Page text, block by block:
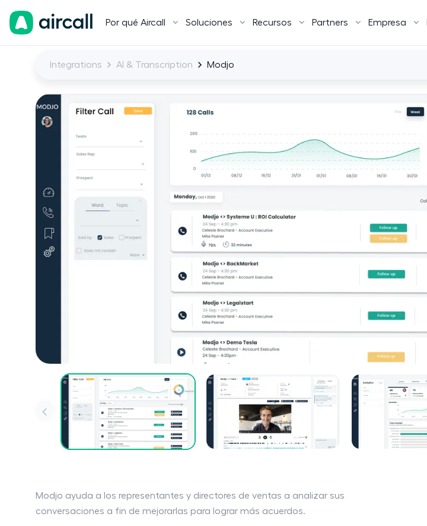
Por qué Aircall Soluciones Recursos Partners Empresa
Integrations AI & Transcription Modjo
Modjo ayuda a los representantes y directores de ventas a analizar sus
conversaciones a fin de mejorarlas para lograr más acuerdos.